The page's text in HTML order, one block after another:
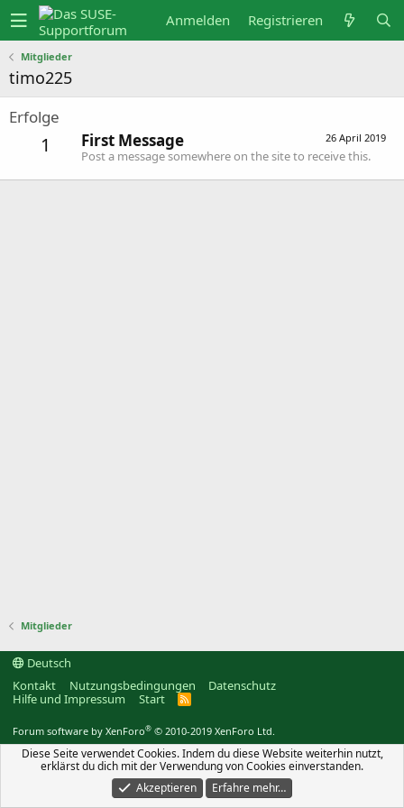
Anmelden Registrieren
Mitglieder
timo225
Erfolge
1 26 April 2019
First Message
Post a message somewhere on the site to receive this.
Mitglieder
Deutsch
Kontakt
Nutzungsbedingungen
Datenschutz
Hilfe und Impressum
Start
R
Forum software by XenForo® © 2010-2019 XenForo Ltd.
Diese Seite verwendet Cookies. Indem du diese Website weiterhin nutzt,
erklärst du dich mit der Verwendung von Cookies einverstanden.
Akzeptieren
Erfahre mehr…